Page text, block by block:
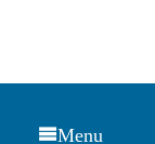
Menu